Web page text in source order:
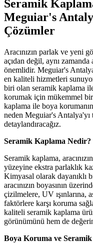
Seramik
Meguiar's
Çözümler
Aracınızın parlak ve yeni
açıdan değil, aynı zamanda
önemlidir. Meguiar's
en kaliteli hizmetleri
biri olan seramik kaplama
korumak için mükemmel
kaplama ile boya
neden Meguiar's
detaylandıracağız.
Seramik Kaplama Nedir?
Seramik kaplama,
yüzeyine ekstra parlaklık
Kimyasal olarak dayanıklı
aracınızın boyasının
çizilmelere, UV ışınlarına,
faktörlere karşı koruma
kaliteli seramik kaplama
görünümünü hem de
Boya Koruma ve